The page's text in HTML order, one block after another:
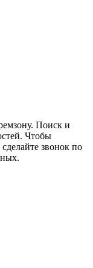
Поиск и
Чтобы
звонок по